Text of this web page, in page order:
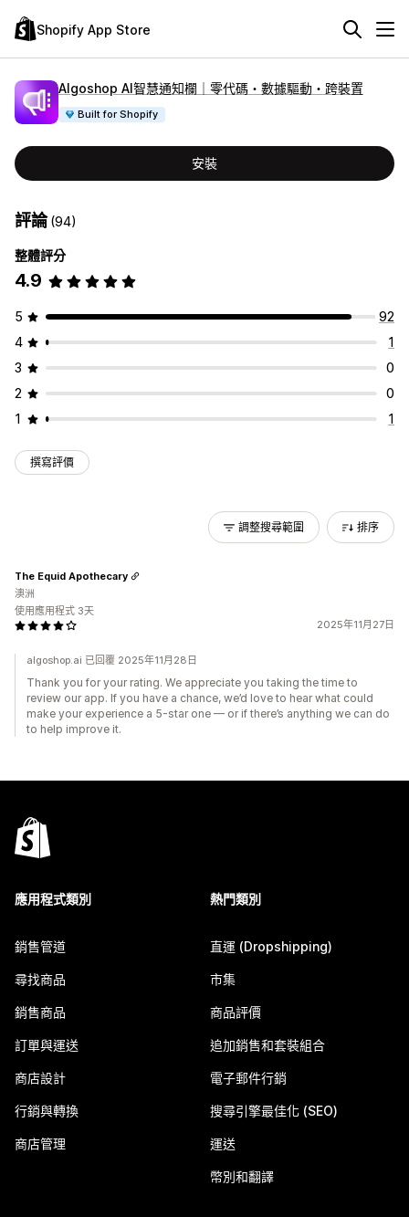
Shopify App Store
Algoshop AI智慧通知欄｜零代碼・數據驅動・跨裝置
Built for Shopify
安裝
評論(94)
整體評分
4.9
5
92
4
1
3
0
2
0
1
1
撰寫評價
調整搜尋範圍 排序
2025年11月27日
The Equid Apothecary
澳洲
使用應用程式 3天
algoshop.ai 已回覆 2025年11月28日
Thank you for your rating. We appreciate you taking the time to
review our app. If you have a chance, we’d love to hear what could
make your experience a 5-star one — or if there’s anything we can do
to help improve it.
應用程式類別
銷售管道
尋找商品
銷售商品
訂單與運送
商店設計
行銷與轉換
商店管理
熱門類別
直運 (Dropshipping)
市集
商品評價
追加銷售和套裝組合
電子郵件行銷
搜尋引擎最佳化 (SEO)
運送
幣別和翻譯